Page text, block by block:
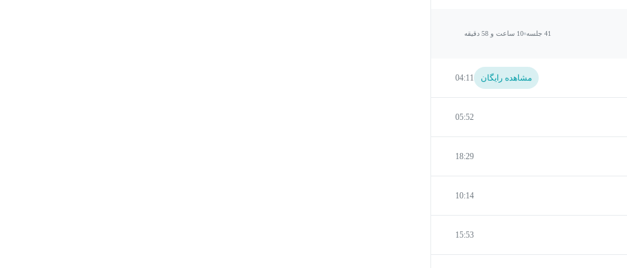
41 جلسه 10 ساعت و 58 دقیقه
مشاهده رایگان 04:11
05:52
18:29
10:14
15:53